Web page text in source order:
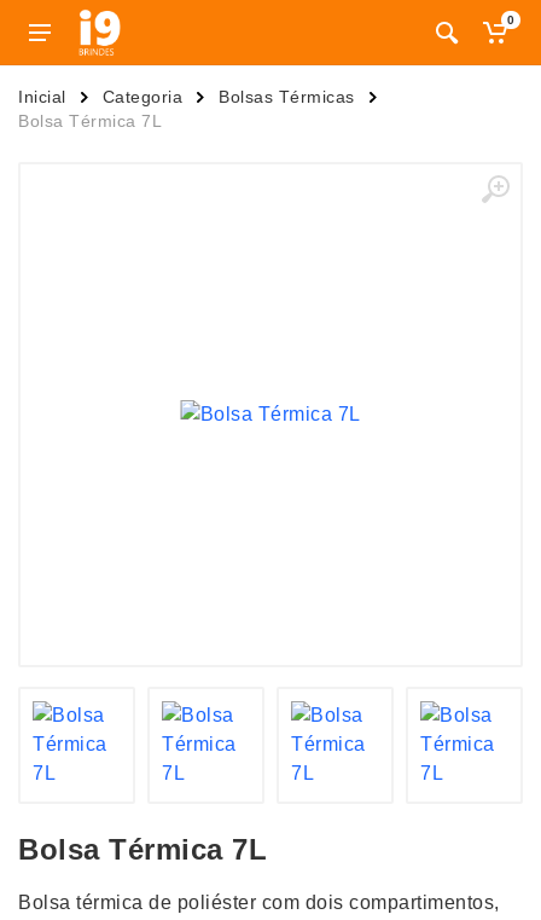
0
Inicial Categoria
Bolsas Térmicas
Bolsa Térmica 7L
Bolsa Térmica 7L
Bolsa térmica de poliéster com dois compartimentos,